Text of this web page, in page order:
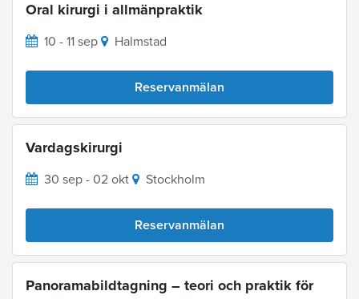
Oral kirurgi i allmänpraktik
10 - 11 sep Halmstad
Reservanmälan
Vardagskirurgi
30 sep - 02 okt Stockholm
Reservanmälan
Panoramabildtagning – teori och praktik för